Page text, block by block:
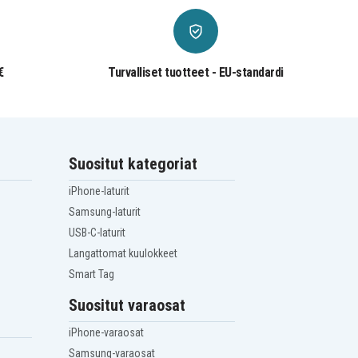
Turvalliset tuotteet - EU-standardi
Suositut kategoriat
iPhone-laturit
Samsung-laturit
USB-C-laturit
Langattomat kuulokkeet
Smart Tag
Suositut varaosat
iPhone-varaosat
Samsung-varaosat